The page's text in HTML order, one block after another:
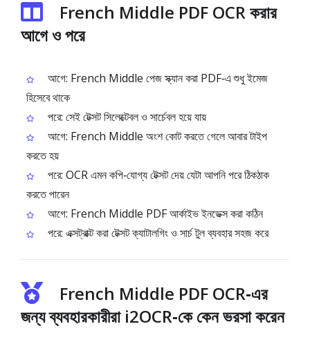
French Middle PDF OCR করার
আগে ও পরে
আগে: French Middle পেজ স্ক্যান করা PDF‑এ শুধু ইমেজ
হিসেবে থাকে
পরে: সেই টেক্সট সিলেক্টেবল ও সার্চেবল হয়ে যায়
আগে: French Middle অংশ কোট করতে গেলে আবার টাইপ
করতে হয়
পরে: OCR এমন কপি‑যোগ্য টেক্সট দেয় যেটা আপনি পরে ঠিকঠাক
করতে পারেন
আগে: French Middle PDF আর্কাইভ ইনডেক্স করা কঠিন
পরে: এক্সট্রাক্ট করা টেক্সট ক্যাটালগিং ও সার্চ টুল ব্যবহার সহজ করে
French Middle PDF OCR‑এর
জন্য ব্যবহারকারীরা i2OCR‑কে কেন ভরসা করেন